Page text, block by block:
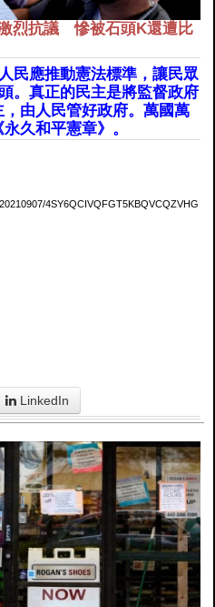
烈抗議 慘被石頭K還遭比
民應推動憲法標準，讓民眾
。真正的民主是將監督政府
由人民管好政府。萬國萬
久和平憲章》。
4SY6QCIVQFGT5KBQVCQZVHG
LinkedIn